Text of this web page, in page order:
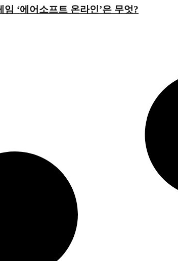
‘에어소프트 온라인’은 무엇?